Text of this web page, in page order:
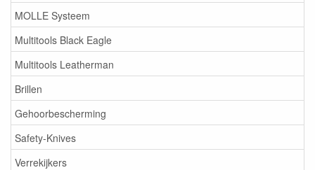
MOLLE Systeem
Multitools Black Eagle
Multitools Leatherman
Brillen
Gehoorbescherming
Safety-Knives
Verrekijkers